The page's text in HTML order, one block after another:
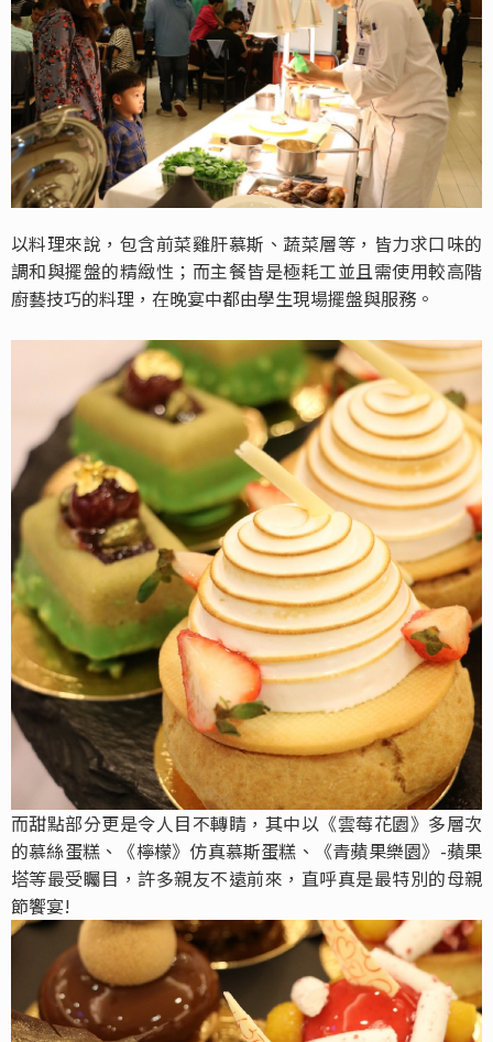
以料理來說，包含前菜雞肝慕斯、蔬菜層等，皆力求口味的
調和與擺盤的精緻性；而主餐皆是極耗工並且需使用較高階
廚藝技巧的料理，在晚宴中都由學生現場擺盤與服務。
而甜點部分更是令人目不轉睛，其中以《雲莓花園》多層次
的慕絲蛋糕、《檸檬》仿真慕斯蛋糕、《青蘋果樂園》-蘋果
塔等最受矚目，許多親友不遠前來，直呼真是最特別的母親
節饗宴!